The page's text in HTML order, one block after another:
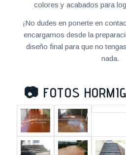
colores y acabados para
¡No dudes en ponerte en
encargamos desde la
diseño final para que no
nada.
📷 FOTOS